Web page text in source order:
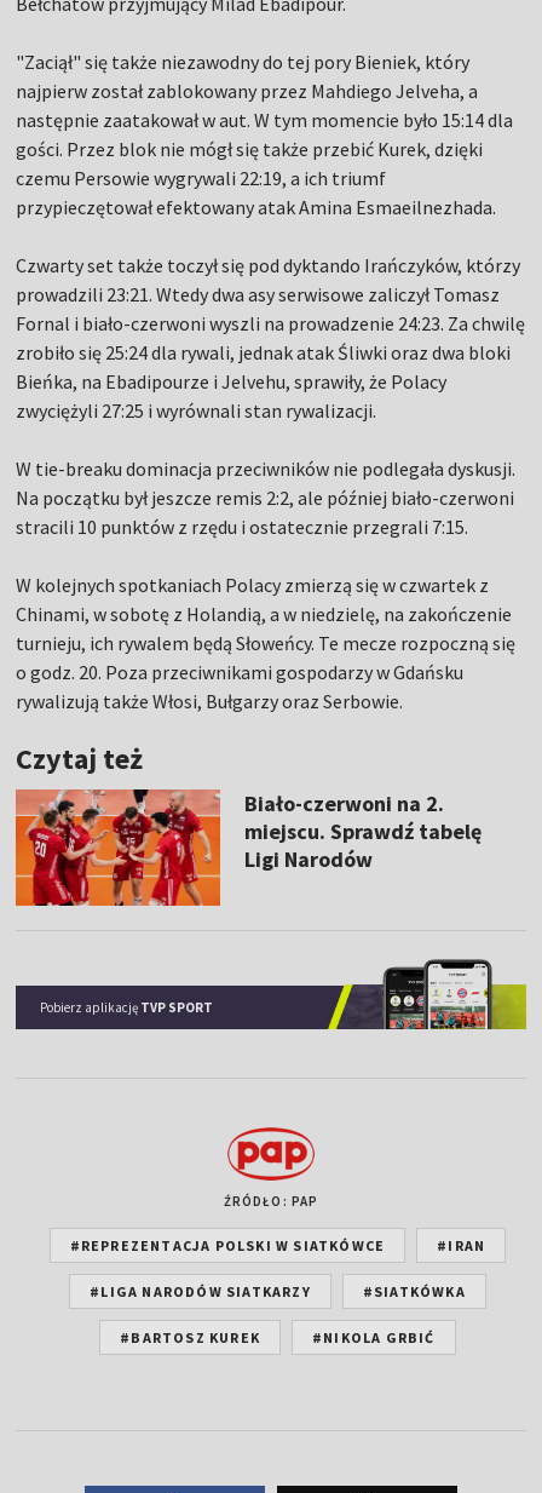
"Zaciął" się także niezawodny do tej pory Bieniek, który
najpierw został zablokowany przez Mahdiego Jelveha, a
następnie zaatakował w aut. W tym momencie było 15:14 dla
gości. Przez blok nie mógł się także przebić Kurek, dzięki
czemu Persowie wygrywali 22:19, a ich triumf
przypieczętował efektowany atak Amina Esmaeilnezhada.
Czwarty set także toczył się pod dyktando Irańczyków, którzy
prowadzili 23:21. Wtedy dwa asy serwisowe zaliczył Tomasz
Fornal i biało-czerwoni wyszli na prowadzenie 24:23. Za chwilę
zrobiło się 25:24 dla rywali, jednak atak Śliwki oraz dwa bloki
Bieńka, na Ebadipourze i Jelvehu, sprawiły, że Polacy
zwyciężyli 27:25 i wyrównali stan rywalizacji.
W tie-breaku dominacja przeciwników nie podlegała dyskusji.
Na początku był jeszcze remis 2:2, ale później biało-czerwoni
stracili 10 punktów z rzędu i ostatecznie przegrali 7:15.
W kolejnych spotkaniach Polacy zmierzą się w czwartek z
Chinami, w sobotę z Holandią, a w niedzielę, na zakończenie
turnieju, ich rywalem będą Słoweńcy. Te mecze rozpoczną się
o godz. 20. Poza przeciwnikami gospodarzy w Gdańsku
rywalizują także Włosi, Bułgarzy oraz Serbowie.
Czytaj też
Biało-czerwoni na 2.
miejscu. Sprawdź tabelę
Ligi Narodów
Pobierz aplikację TVP SPORT
ŹRÓDŁO: PAP
#REPREZENTACJA POLSKI W SIATKÓWCE #IRAN
#LIGA NARODÓW SIATKARZY #SIATKÓWKA
#BARTOSZ KUREK #NIKOLA GRBIĆ